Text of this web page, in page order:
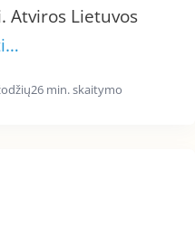
Atviros Lietuvos
26 min. skaitymo